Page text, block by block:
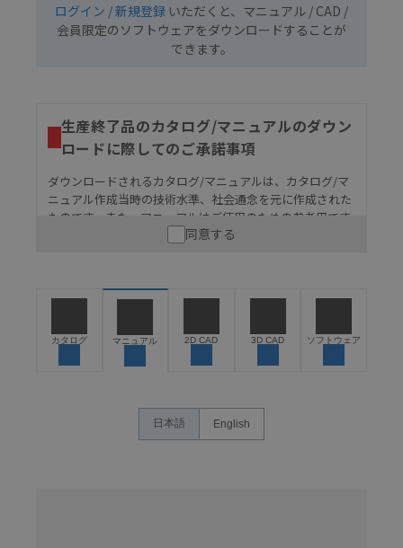
ログイン / 新規登録 いただくと、マニュアル / CAD /
会員限定のソフトウェアをダウンロードすることが
できます。
生産終了品のカタログ/マニュアルのダウン
ロードに際してのご承諾事項
ダウンロードされるカタログ/マニュアルは、カタログ/マ
ニュアル作成当時の技術水準、社会通念を元に作成された
ものです。また、マニュアルはご使用のための参考用です
ので、ご使用にあたっての安全性については十分にご配慮
うな用途に使用される場合には、システム全体として
保できるよう設計されていること、および本製品が全
ン事例は参考用ですので、ご採用に際しては機器・装
置の機能や安全性をご確認のうえご使用ください。・
同意する
カタログ マニュアル 2D CAD 3D CAD ソフトウェア
日本語 English